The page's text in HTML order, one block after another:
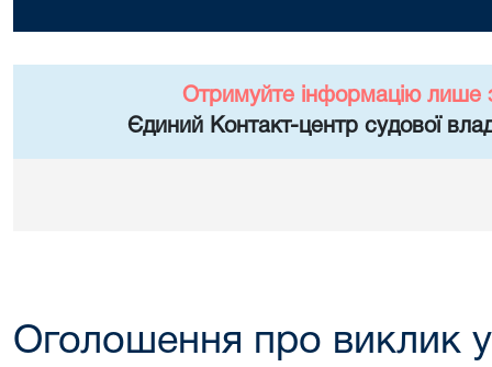
Отримуйте інформацію лише
Єдиний Контакт-центр судової
Оголошення про виклик у